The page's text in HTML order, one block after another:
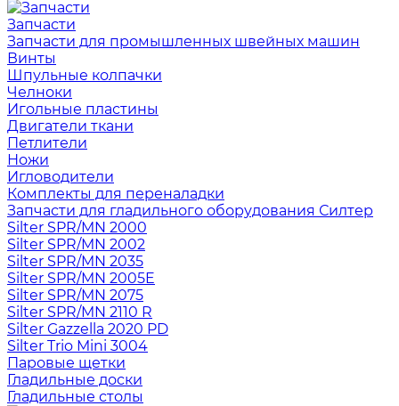
Запчасти
Запчасти для промышленных швейных машин
Винты
Шпульные колпачки
Челноки
Игольные пластины
Двигатели ткани
Петлители
Ножи
Игловодители
Комплекты для переналадки
Запчасти для гладильного оборудования Силтер
Silter SPR/MN 2000
Silter SPR/MN 2002
Silter SPR/MN 2035
Silter SPR/MN 2005E
Silter SPR/MN 2075
Silter SPR/MN 2110 R
Silter Gazzella 2020 PD
Silter Trio Mini 3004
Паровые щетки
Гладильные доски
Гладильные столы